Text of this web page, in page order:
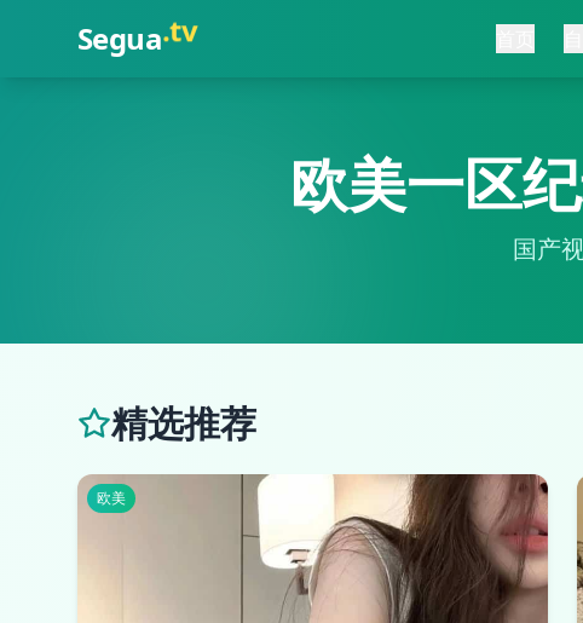
Segua.cn
欧美一区
国产
精选推荐
欧美